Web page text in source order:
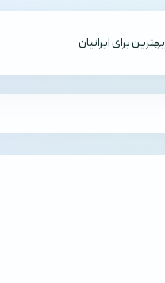
بهترین برای ایرانیان